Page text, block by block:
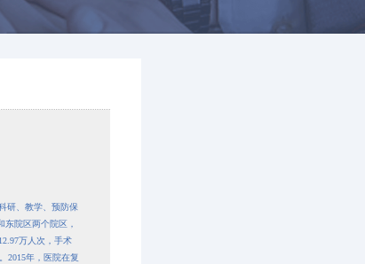
研、教学、预防保
院区两个院区，
万人次，手术
2015年，医院在复